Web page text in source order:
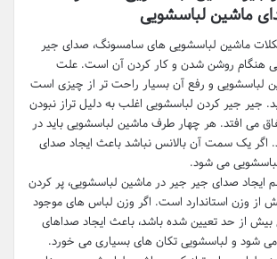
ماشین لباسشویی
ماشین لباسشویی های سامسونگ، صدای جیر
هنگام روشن شدن و کار کردن آن است. علت
لباسشویی و رفع آن بسیار راحت تر از چیزی است
جیر جیر کردن لباسشویی اغلب به دلیل تراز نبودن
می افتد. هر چهار طرف ماشین لباسشویی باید در
اگر یک سمت آن بالانس نباشد باعث ایجاد صدای
می شود.
ایجاد صدای جیر جیر در ماشین لباسشویی، پر کردن
از وزن استاندارد است. اگر وزن لباس های موجود
از حد تعیین شده باشد، باعث ایجاد صداهای
شود و لباسشویی تکان های بسیاری می خورد.